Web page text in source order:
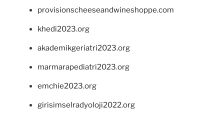
provisionscheeseandwineshoppe.com
khedi2023.org
akademikgeriatri2023.org
marmarapediatri2023.org
emchie2023.org
girisimselradyoloji2022.org